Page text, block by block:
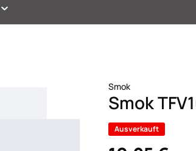
Smok
Smok
Ausverkauft